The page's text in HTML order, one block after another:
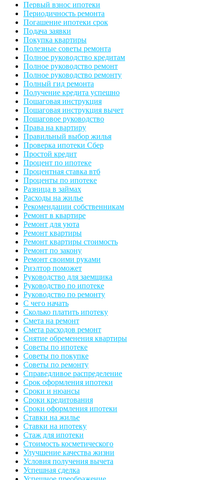
Первый взнос ипотеки
Периодичность ремонта
Погашение ипотеки срок
Подача заявки
Покупка квартиры
Полезные советы ремонта
Полное руководство кредитам
Полное руководство ремонт
Полное руководство ремонту
Полный гид ремонта
Получение кредита успешно
Пошаговая инструкция
Пошаговая инструкция вычет
Пошаговое руководство
Права на квартиру
Правильный выбор жилья
Проверка ипотеки Сбер
Простой кредит
Процент по ипотеке
Процентная ставка втб
Проценты по ипотеке
Разница в займах
Расходы на жилье
Рекомендации собственникам
Ремонт в квартире
Ремонт для уюта
Ремонт квартиры
Ремонт квартиры стоимость
Ремонт по закону
Ремонт своими руками
Риэлтор поможет
Руководство для заемщика
Руководство по ипотеке
Руководство по ремонту
С чего начать
Сколько платить ипотеку
Смета на ремонт
Смета расходов ремонт
Снятие обременения квартиры
Советы по ипотеке
Советы по покупке
Советы по ремонту
Справедливое распределение
Срок оформления ипотеки
Сроки и нюансы
Сроки кредитования
Сроки оформления ипотеки
Ставки на жилье
Ставки на ипотеку
Стаж для ипотеки
Стоимость косметического
Улучшение качества жизни
Условия получения вычета
Успешная сделка